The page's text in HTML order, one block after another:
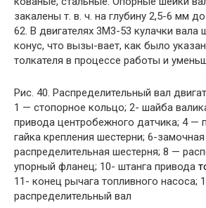
закалены т. в. ч. на глубину 2,5-6 мм
62. В двигателях 3M3-53 кулачки
конус, что вызы-вает, как было
толкателя в процессе работы и
Рис. 40. Распределительный вал
1 — стопорное кольцо; 2- шайба
привода центробежного датчика; 4 —
гайка крепления шестерни; 6-
распределительная шестерня; 8 —
упорный фланец; 10- штанга привода
11- конец рычага топливного насоса;
распределительный вал